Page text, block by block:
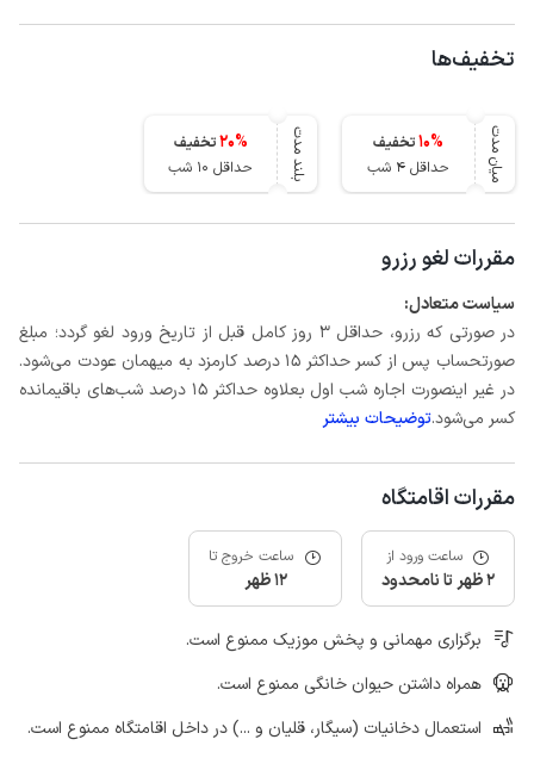
تخفیف‌ها
میان مدت 10%
تخفیف
حداقل 4 شب
بلند مدت 20%
تخفیف
حداقل 10 شب
مقررات لغو رزرو
سیاست متعادل:
در صورتی که رزرو، حداقل 3 روز کامل قبل از تاریخ ورود لغو گردد؛ مبلغ
صورتحساب پس از کسر حداکثر 15 درصد کارمزد به میهمان عودت می‌شود.
در غیر اینصورت اجاره شب اول بعلاوه حداکثر 15 درصد شب‌های باقیمانده
کسر می‌شود.توضیحات بیشتر
مقررات اقامتگاه
ساعت ورود از
2 ظهر تا نامحدود
ساعت خروج تا
12 ظهر
برگزاری مهمانی و پخش موزیک ممنوع است.
همراه داشتن حیوان خانگی ممنوع است.
استعمال دخانیات (سیگار، قلیان و ...) در داخل اقامتگاه ممنوع است.